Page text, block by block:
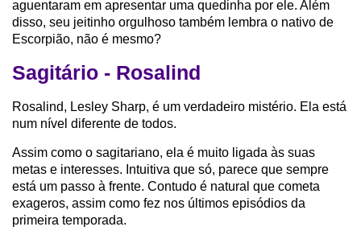
aguentaram em apresentar uma quedinha por ele. Além
disso, seu jeitinho orgulhoso também lembra o nativo de
Escorpião, não é mesmo?
Sagitário - Rosalind
Rosalind, Lesley Sharp, é um verdadeiro mistério. Ela está
num nível diferente de todos.
Assim como o sagitariano, ela é muito ligada às suas
metas e interesses. Intuitiva que só, parece que sempre
está um passo à frente. Contudo é natural que cometa
exageros, assim como fez nos últimos episódios da
primeira temporada.